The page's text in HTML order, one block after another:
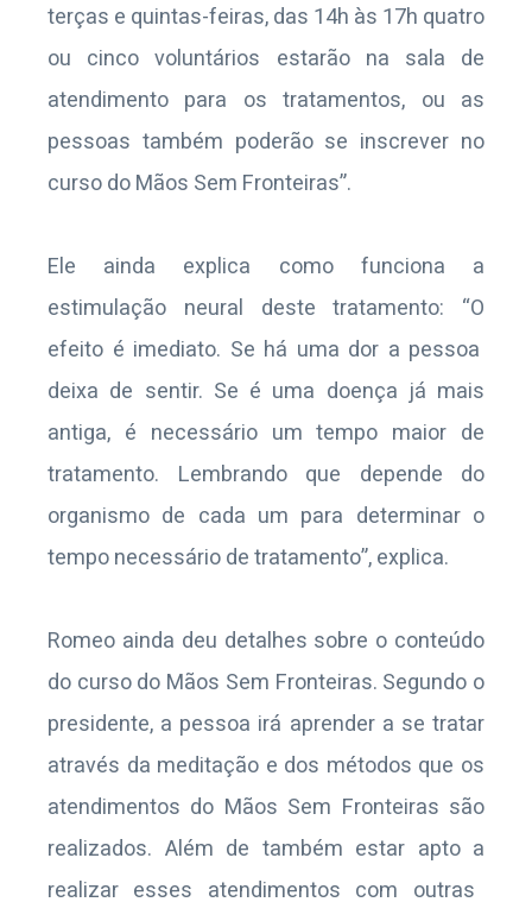
terças e quintas-feiras,das 14h às 17h quatro
ou cinco voluntários estarão na sala de
atendimento para os tratamentos, ou as
pessoas também poderão se inscrever no
curso do Mãos Sem Fronteiras”.
Ele ainda explica como funciona a
estimulação neural
deste tratamento: “O
efeito é imediato. Se há uma dor a pessoa
deixa de sentir. Se é uma doença já mais
antiga, é necessário um tempo maior de
tratamento. Lembrando que depende do
organismo de cada um para determinar o
tempo necessário de tratamento”, explica.
Romeo ainda deu detalhes sobre o conteúdo
do curso do Mãos Sem Fronteiras. Segundo o
presidente, a pessoa irá aprender a se tratar
através da meditação e dos métodos que os
atendimentos do Mãos Sem Fronteiras são
realizados. Além de também estar apto a
realizar esses atendimentos com outras